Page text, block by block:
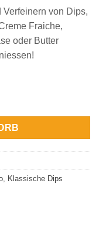
von Dips,
Fraiche,
oder Butter
, Klassische Dips